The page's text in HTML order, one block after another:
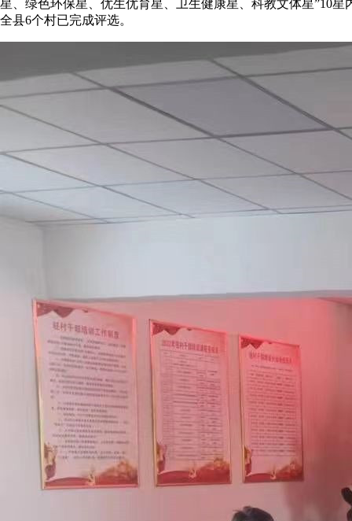
星、绿色环保星、优生优育星、卫生健康星、科教文体星”10
全县6个村已完成评选。